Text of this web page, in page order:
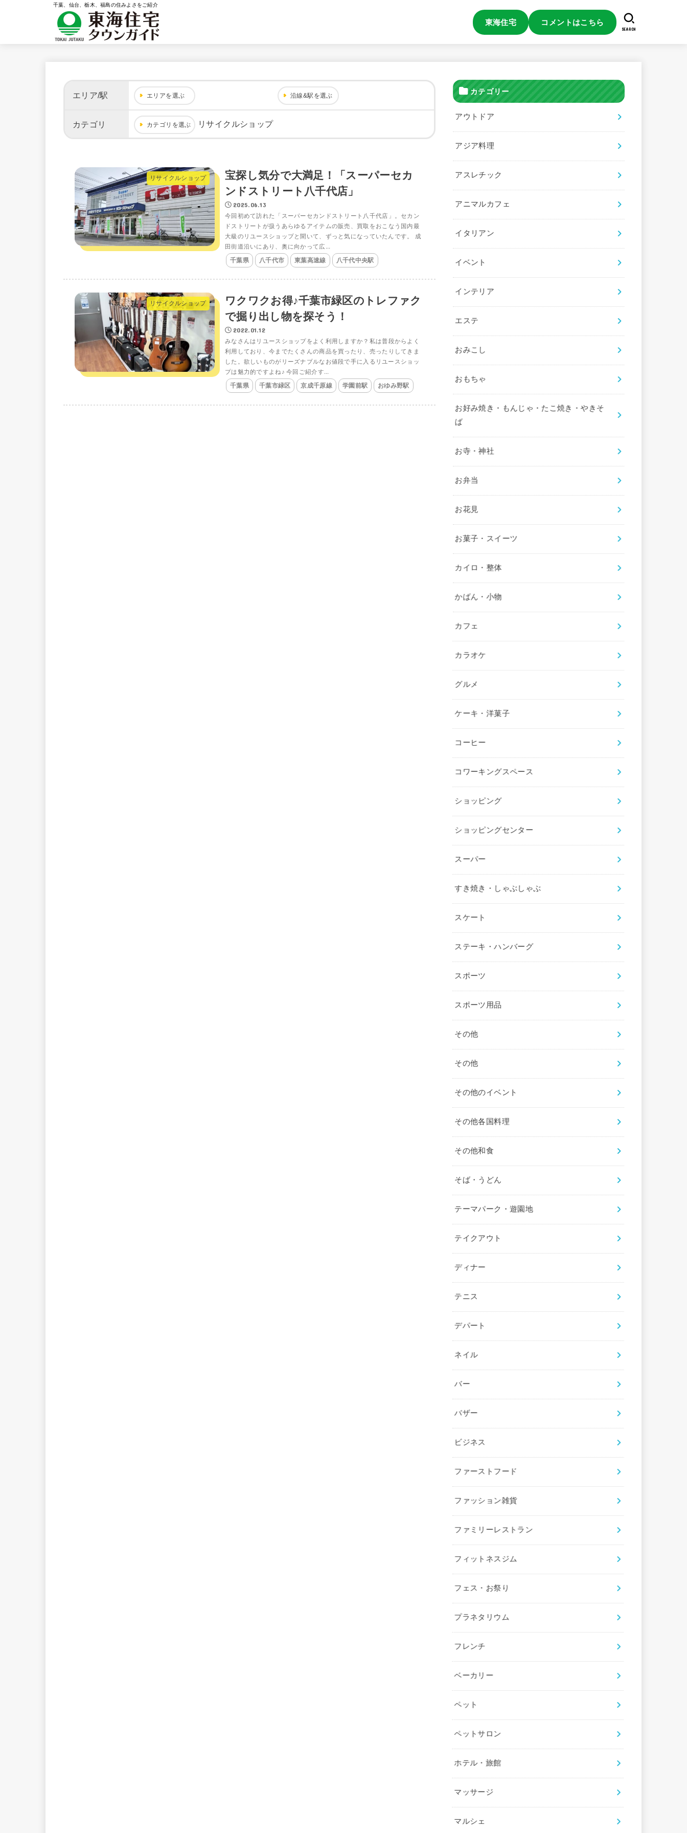
千葉、仙台、栃木、福島の住みよさをご紹介
東海住宅 コメントはこちら
SEARCH
エリア/駅 エリアを選ぶ 沿線&駅を選ぶ
カテゴリ カテゴリを選ぶ リサイクルショップ
リサイクルショップ
宝探し気分で大満足！「スーパーセカ
ンドストリート八千代店」
2025.06.13
今回初めて訪れた「スーパーセカンドストリート八千代店」。セカン
ドストリートが扱うあらゆるアイテムの販売、買取をおこなう国内最
大級のリユースショップと聞いて、ずっと気になっていたんです。 成
田街道沿いにあり、奥に向かって広...
千葉県 八千代市 東葉高速線 八千代中央駅
リサイクルショップ
ワクワクお得♪千葉市緑区のトレファク
で掘り出し物を探そう！
2022.01.12
みなさんはリユースショップをよく利用しますか？私は普段からよく
利用しており、今までたくさんの商品を買ったり、売ったりしてきま
した。欲しいものがリーズナブルなお値段で手に入るリユースショッ
プは魅力的ですよね♪ 今回ご紹介す...
千葉県 千葉市緑区 京成千原線 学園前駅 おゆみ野駅
カテゴリー
アウトドア
アジア料理
アスレチック
アニマルカフェ
イタリアン
イベント
インテリア
エステ
おみこし
おもちゃ
お好み焼き・もんじゃ・たこ焼き・やきそ
ば
お寺・神社
お弁当
お花見
お菓子・スイーツ
カイロ・整体
かばん・小物
カフェ
カラオケ
グルメ
ケーキ・洋菓子
コーヒー
コワーキングスペース
ショッピング
ショッピングセンター
スーパー
すき焼き・しゃぶしゃぶ
スケート
ステーキ・ハンバーグ
スポーツ
スポーツ用品
その他
その他
その他のイベント
その他各国料理
その他和食
そば・うどん
テーマパーク・遊園地
テイクアウト
ディナー
テニス
デパート
ネイル
バー
バザー
ビジネス
ファーストフード
ファッション雑貨
ファミリーレストラン
フィットネスジム
フェス・お祭り
プラネタリウム
フレンチ
ベーカリー
ペット
ペットサロン
ホテル・旅館
マッサージ
マルシェ